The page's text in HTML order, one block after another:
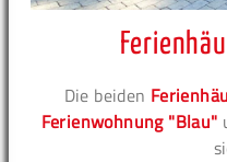
Die beiden
Ferienwohnung "Blau"